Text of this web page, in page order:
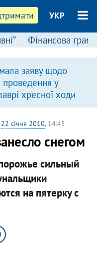
УКР
Фінансова
заяву щодо
проведення у
хресної ходи
22 січня 2010, 14:45
снегом
сильный
на пятерку с